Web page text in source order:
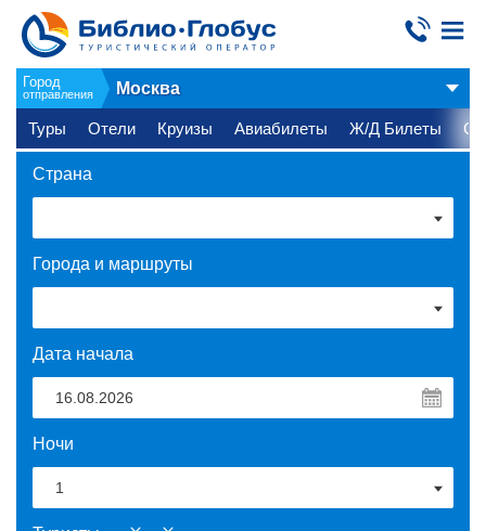
Город
отправления Москва
Туры Отели Круизы Авиабилеты Ж/Д Билеты
Страна
Города и маршруты
Дата начала
Ночи